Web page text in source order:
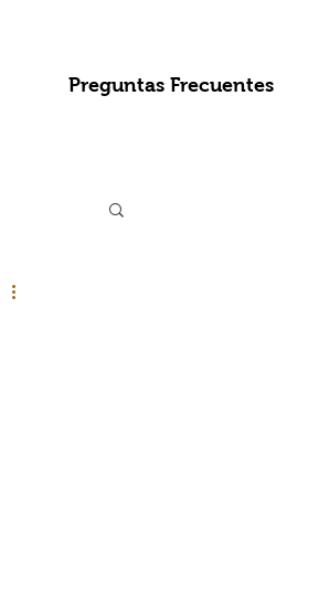
Preguntas Frecuentes